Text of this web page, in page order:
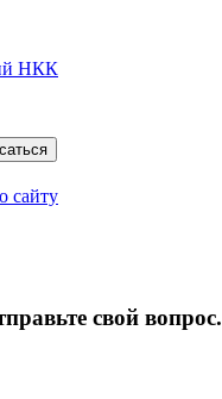
НКК
сайту
свой вопрос.